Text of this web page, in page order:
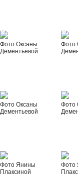
Фото Оксаны
Дементьевой
Фото
Фото Оксаны
Дементьевой
Фото
Фото Янины
Плаксиной
Фото